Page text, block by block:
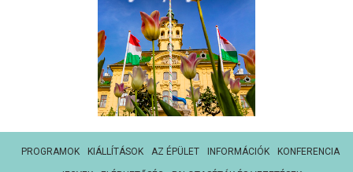
PROGRAMOK KIÁLLÍTÁSOK AZ ÉPÜLET INFORMÁCIÓK KONFERENCIA